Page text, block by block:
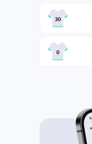
30
0